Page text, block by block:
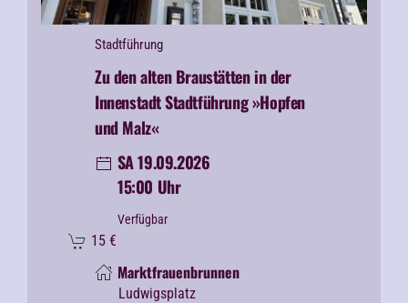
Stadtführung
Zu den alten Braustätten in der
InnenstadtStadtführung »Hopfen
und Malz«
SA 19.09.2026
15:00 Uhr
Verfügbar
15 €
Marktfrauenbrunnen
Ludwigsplatz